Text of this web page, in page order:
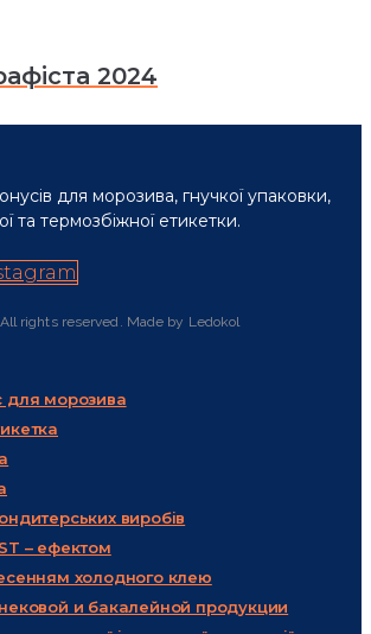
2024
для морозива, гнучкої упаковки,
та термозбіжної етикетки.
rights reserved. Made by Ledokol
для морозива
виробів
– ефектом
холодного клею
и бакалейной продукции